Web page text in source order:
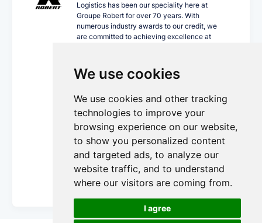
We use cookies
We use cookies and other tracking
technologies to improve your
browsing experience on our website,
to show you personalized content
and targeted ads, to analyze our
website traffic, and to understand
where our visitors are coming from.
I agree
Logistics has been our speciality here at
Groupe Robert for over 70 years. With
numerous industry awards to our credit, we
are committed to achieving excellence at
performance and workplace health and
safety. In addition to North America–wide
infrastructure that has continued, and will
continue, to grow and evolve with us over the
years. Backed by 3,500 employees and an
extensive network of partners, we are proud
to bring you a unique business ecosystem and
leading-edge expertise tailored to the needs
of the sectors we serve.
More Details...